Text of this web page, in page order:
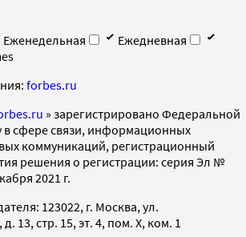
Еженедельная
Ежедневная
forbes.ru
» зарегистрировано Федеральной
в сфере связи, информационных
коммуникаций, регистрационный
решения о регистрации: серия Эл №
2021 г.
123022, г. Москва, ул.
13, стр. 15, эт. 4, пом. X, ком. 1